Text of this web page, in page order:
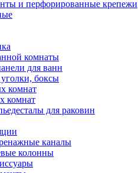
и перфорированные крепежи
комнаты
для ванн
боксы
комнат
комнат
для раковин
каналы
колонны